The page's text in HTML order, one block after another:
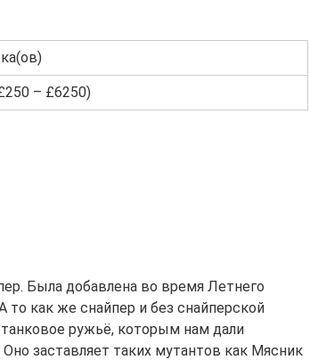
– £6250)
Была добавлена во время Летнего
то как же снайпер и без снайперской
ружьё, которым нам дали
заставляет таких мутантов как Мясник